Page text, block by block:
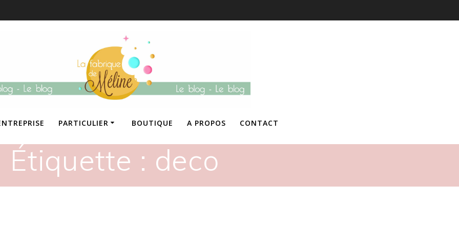
PARTICULIER BOUTIQUE A PROPOS CONTACT
Étiquette : deco